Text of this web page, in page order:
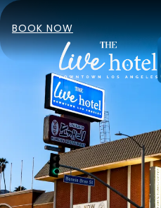
BOOK NOW